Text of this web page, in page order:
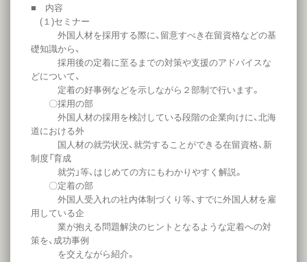
■ 内容
(１)セミナー
外国人材を採用する際に、留意すべき在留資格などの基
礎知識から、
採用後の定着に至るまでの対策や支援のアドバイスな
どについて、
定着の好事例などを示しながら２部制で行います。
〇採用の部
外国人材の採用を検討している段階の企業向けに、北海
道における外
国人材の就労状況、就労することができる在留資格、新
制度「育成
就労」等、はじめての方にもわかりやすく解説。
〇定着の部
外国人受入れの社内体制づくり等、すでに外国人材を雇
用している企
業が抱える問題解決のヒントとなるような定着への対
策を、成功事例
を交えながら紹介。